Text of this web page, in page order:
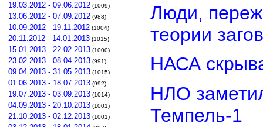
19.03.2012 - 09.06.2012 (1009)
13.06.2012 - 07.09.2012 (988)
10.09.2012 - 19.11.2012 (1004)
20.11.2012 - 14.01.2013 (1015)
15.01.2013 - 22.02.2013 (1000)
23.02.2013 - 08.04.2013 (991)
09.04.2013 - 31.05.2013 (1015)
01.06.2013 - 18.07.2013 (992)
19.07.2013 - 03.09.2013 (1014)
04.09.2013 - 20.10.2013 (1001)
21.10.2013 - 02.12.2013 (1001)
Люди,
теории
НАСА
НЛО
Темпель-1